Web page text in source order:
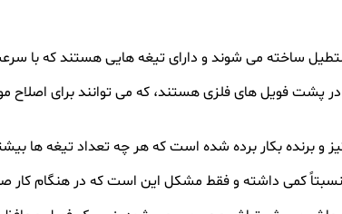
ساخته می شوند و دارای تیغه هایی هستند که با
فویل های فلزی هستند، که می توانند برای اصلاح
کمی داشته و فقط مشکل این است که در هنگام کار